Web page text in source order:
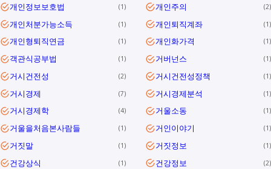
개인정보보호법 1 개인주의 2
개인처분가능소득 1 개인퇴직계좌 1
개인형퇴직연금 1 개인화가격 1
객관식공부법 1 거버넌스 1
거시건전성 2 거시건전성정책 1
거시경제 7 거시경제분석 1
거시경제학 4 거울소동 1
거울을처음본사람들 1 거인이야기 1
거짓말 1 거짓정보 1
건강상식 1 건강정보 2